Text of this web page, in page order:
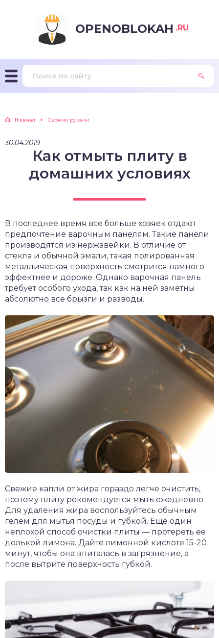
OPENOBLOKAH .RU
Главная Своими руками
30.04.2019
Как отмыть плиту в
домашних условиях
В последнее время все больше хозяек отдают
предпочтение варочным панелям. Такие панели
производятся из нержавейки. В отличие от
стекла и обычной эмали, такая полированная
металлическая поверхность смотрится намного
эффектнее и дороже. Однако варочная панель
требует особого ухода, так как на ней заметны
абсолютно все брызги и разводы.
Свежие капли от жира гораздо легче очистить,
поэтому плиту рекомендуется мыть ежедневно.
Для удаления жира воспользуйтесь обычным
гелем для мытья посуды и губкой. Ещё один
неплохой способ очистки плиты — протереть ее
долькой лимона. Дайте лимонной кислоте 15-20
минут, чтобы она впиталась в загрязнение, а
после вытрите поверхность губкой.